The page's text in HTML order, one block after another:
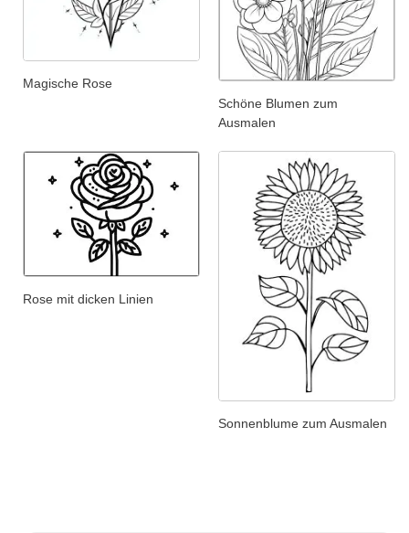
Magische Rose
Schöne Blumen zum
Ausmalen
Rose mit dicken Linien
Sonnenblume zum Ausmalen